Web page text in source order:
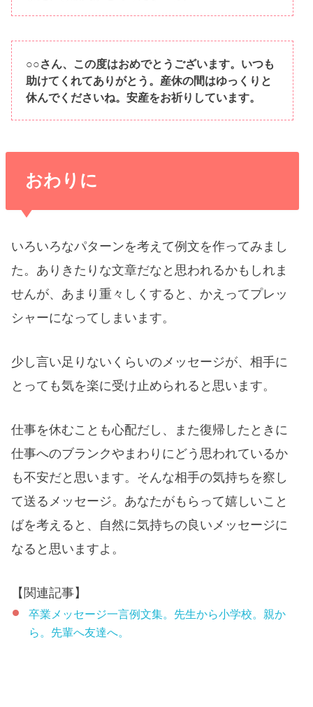
○○さん、この度はおめでとうございます。いつも
助けてくれてありがとう。産休の間はゆっくりと
休んでくださいね。安産をお祈りしています。
おわりに
いろいろなパターンを考えて例文を作ってみまし
た。ありきたりな文章だなと思われるかもしれま
せんが、あまり重々しくすると、かえってプレッ
シャーになってしまいます。
少し言い足りないくらいのメッセージが、相手に
とっても気を楽に受け止められると思います。
仕事を休むことも心配だし、また復帰したときに
仕事へのブランクやまわりにどう思われているか
も不安だと思います。そんな相手の気持ちを察し
て送るメッセージ。あなたがもらって嬉しいこと
ばを考えると、自然に気持ちの良いメッセージに
なると思いますよ。
【関連記事】
卒業メッセージ一言例文集。先生から小学校。親か
ら。先輩へ友達へ。